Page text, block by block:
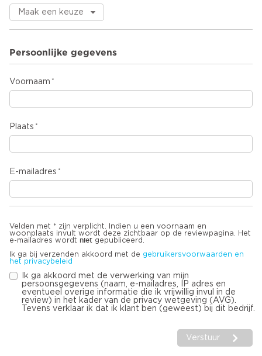
Persoonlijke gegevens
Voornaam
Plaats
E-mailadres
Velden met * zijn verplicht. Indien u een voornaam en
woonplaats invult wordt deze zichtbaar op de reviewpagina. Het
e-mailadres wordt niet gepubliceerd.
Ik ga bij verzenden akkoord met de gebruikersvoorwaarden en
het privacybeleid
Ik ga akkoord met de verwerking van mijn
persoonsgegevens (naam, e-mailadres, IP adres en
eventueel overige informatie die ik vrijwillig invul in de
review) in het kader van de privacy wetgeving (AVG).
Tevens verklaar ik dat ik klant ben (geweest) bij dit bedrijf.
Verstuur